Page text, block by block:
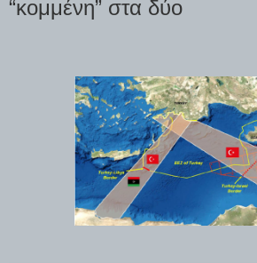
“κομμένη” στα δύο